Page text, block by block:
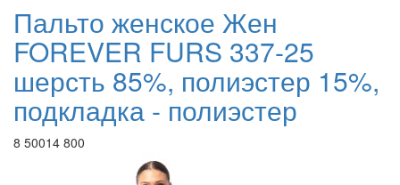
Пальто женское Жен
FOREVER FURS 337-25
шерсть 85%, полиэстер 15%,
подкладка - полиэстер
8 50014 800